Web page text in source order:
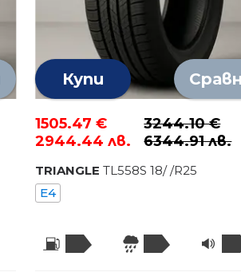
Купи
1505.47 €
2944.44 лв.
3244.10 €
6344.91 лв.
TRIANGLE TL558S 18/ /R25
E4